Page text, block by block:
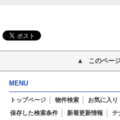
このペー
MENU
トップページ 物件検索 お気に入り
保存した検索条件
新着更新情報 テ